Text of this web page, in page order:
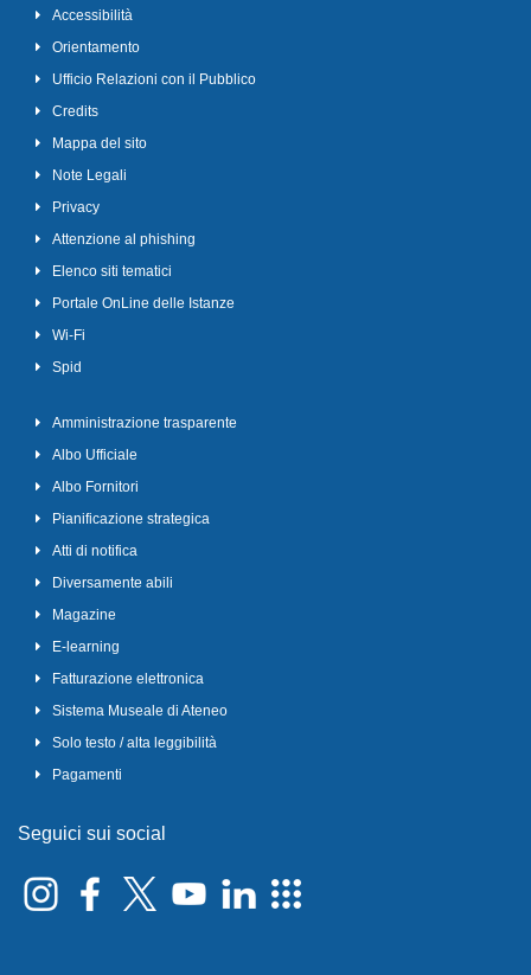
Accessibilità
Orientamento
Ufficio Relazioni con il Pubblico
Credits
Mappa del sito
Note Legali
Privacy
Attenzione al phishing
Elenco siti tematici
Portale OnLine delle Istanze
Wi-Fi
Spid
Amministrazione trasparente
Albo Ufficiale
Albo Fornitori
Pianificazione strategica
Atti di notifica
Diversamente abili
Magazine
E-learning
Fatturazione elettronica
Sistema Museale di Ateneo
Solo testo / alta leggibilità
Pagamenti
Seguici sui social